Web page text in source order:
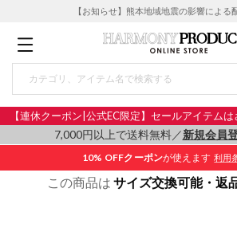
【お知らせ】熊本地域地震の影響による
【連休クーポン|公式EC限定】セールアイテムは
7,000円以上で送料無料／新規会員
10% OFFクーポンが使えます 利用
この商品は サイズ交換可能・返